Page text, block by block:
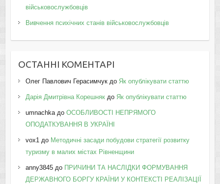
військовослужбовців
Вивчення психічних станів військовослужбовців
ОСТАННІ КОМЕНТАРІ
Олег Павлович Герасимчукдо Як опублікувати статтю
Дарія Дмитрівна Корешнякдо Як опублікувати статтю
umnachkaдо ОСОБЛИВОСТІ НЕПРЯМОГО
ОПОДАТКУВАННЯ В УКРАЇНІ
vox1до Методичні засади побудови стратегії розвитку
туризму в малих містах Рівненщини
anny3845до ПРИЧИНИ ТА НАСЛІДКИ ФОРМУВАННЯ
ДЕРЖАВНОГО БОРГУ КРАЇНИ У КОНТЕКСТІ РЕАЛІЗАЦІЇ